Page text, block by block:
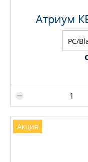
Атриум
PC/
Акция